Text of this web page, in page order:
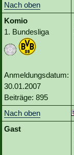
Nach oben
Komio
1. Bundesliga
Anmeldungsdatum:
30.01.2007
Beiträge: 895
Nach oben
Gast